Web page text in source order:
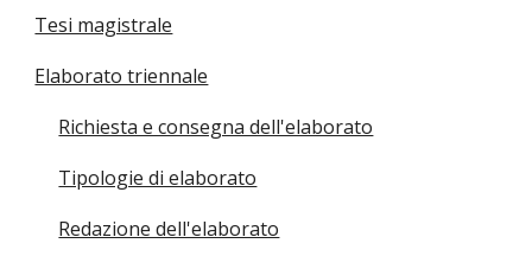
Tesi magistrale
Elaborato triennale
Richiesta e consegna dell'elaborato
Tipologie di elaborato
Redazione dell'elaborato